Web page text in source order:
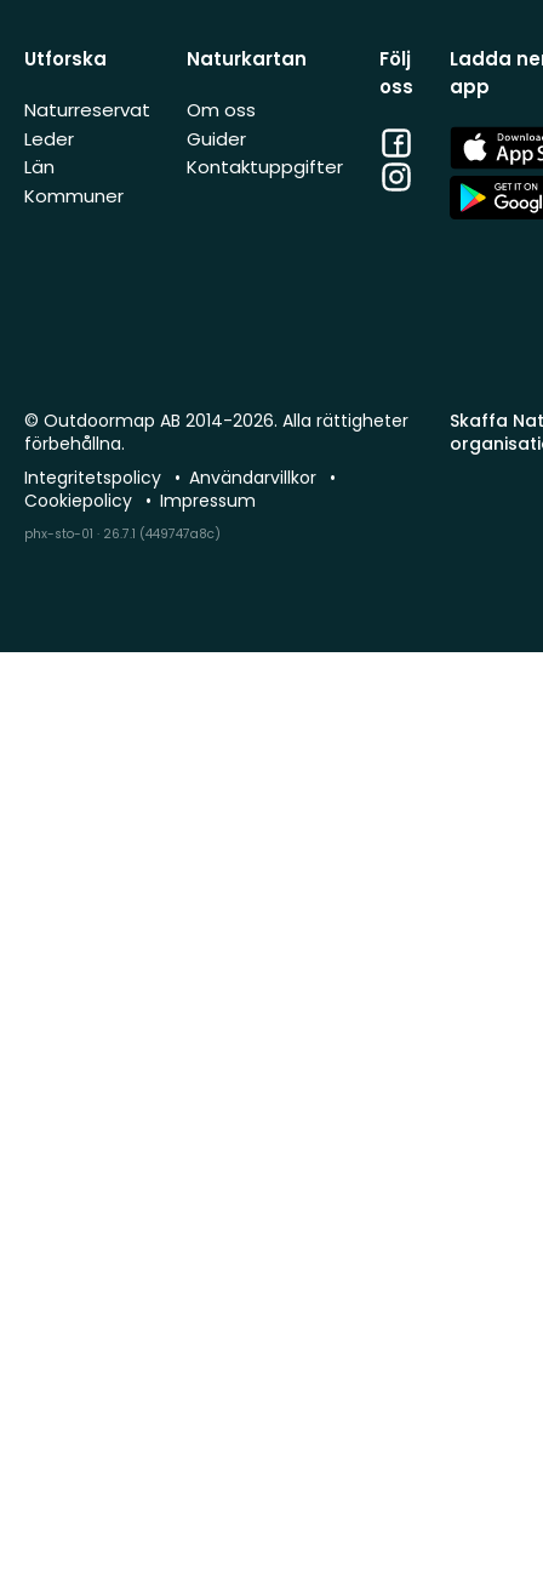
Utforska
Naturreservat
Leder
Län
Kommuner
Naturkartan
Om oss
Guider
Kontaktuppgifter
Följ
oss
Facebook
Instagram
Ladda
app
App
Store
App
Store
Skaffa
© Outdoormap AB 2014-2026. Alla rättigheter
förbehållna.
Integritetspolicy
Användarvillkor
Cookiepolicy
Impressum
phx-sto-01 · 26.7.1 (449747a8c)